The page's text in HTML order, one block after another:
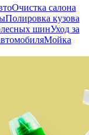
Очистка салона
Полировка кузова
шинУход за
Мойка